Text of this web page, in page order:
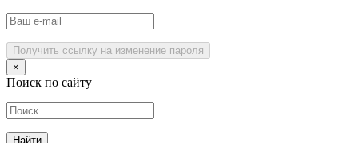
Получить ссылку на изменение пароля
×
Поиск по сайту